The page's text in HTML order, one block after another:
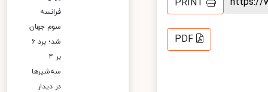
PRINT
PDF
فرانسه
سوم جهان
شد؛ برد ۶
بر ۴
سه‌شیرها
در دیدار